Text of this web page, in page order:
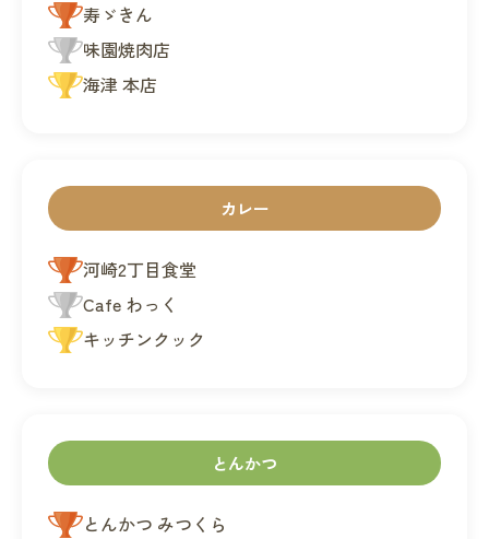
寿ゞきん
味園焼肉店
海津 本店
カレー
河崎2丁目食堂
Cafe わっく
キッチンクック
とんかつ
とんかつ みつくら